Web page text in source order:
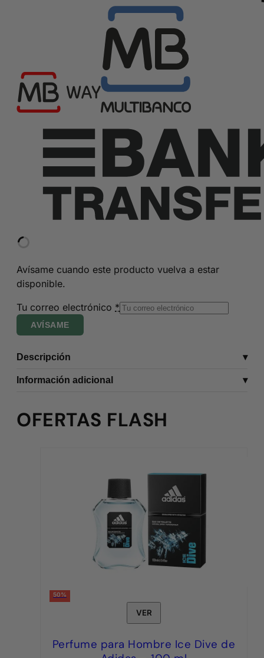
Avísame cuando este producto vuelva a estar
disponible.
Tu correo electrónico *
AVÍSAME
Descripción
Información adicional
OFERTAS FLASH
50%
VER
Perfume para Hombre Ice Dive de